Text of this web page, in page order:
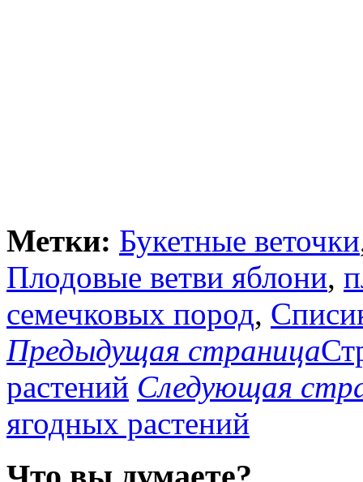
Метки: Букетные веточки
Плодовые ветви яблони,
семечковых пород,
Предыдущая страница
растений Следующая
ягодных растений